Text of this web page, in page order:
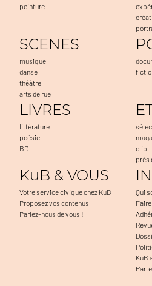
peinture
SCENES
musique
danse
théâtre
arts de rue
LIVRES
littérature
poésie
BD
clip
près
KuB & VOUS
Votre service civique chez KuB
Proposez vos contenus
Parlez-nous de vous !
Qui
KuB